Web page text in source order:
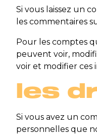
Si vous laissez un
les commentaires
Pour les comptes
peuvent voir,
voir et modifier ces
les
Si vous avez un
personnelles que